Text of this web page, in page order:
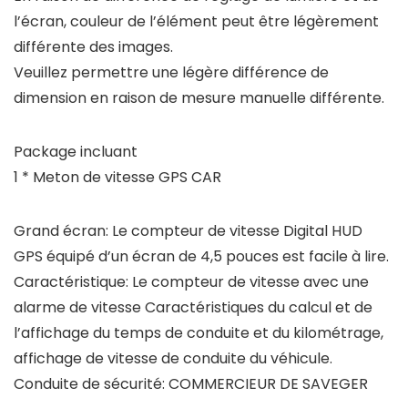
l’écran, couleur de l’élément peut être légèrement
différente des images.
Veuillez permettre une légère différence de
dimension en raison de mesure manuelle différente.
Package incluant
1 * Meton de vitesse GPS CAR
Grand écran: Le compteur de vitesse Digital HUD
GPS équipé d’un écran de 4,5 pouces est facile à lire.
Caractéristique: Le compteur de vitesse avec une
alarme de vitesse Caractéristiques du calcul et de
l’affichage du temps de conduite et du kilométrage,
affichage de vitesse de conduite du véhicule.
Conduite de sécurité: COMMERCIEUR DE SAVEGER